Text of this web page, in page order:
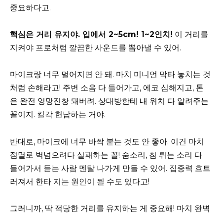
중요하다고.
핵심은 거리 유지야. 입에서 2~5cm! 1~2인치! 이 거리를
지켜야 프로처럼 깔끔한 사운드를 뽑아낼 수 있어.
마이크랑 너무 멀어지면 안 돼. 마치 미니언 막타 놓치는 것
처럼 손해라고! 주변 소음 다 들어가고, 에코 심해지고, 톤
은 완전 엉망진창 돼버려. 상대방한테 내 위치 다 알려주는
꼴이지. 킬각 헌납하는 거야.
반대로, 마이크에 너무 바싹 붙는 것도 안 좋아. 이건 마치
점멸로 벽넘으려다 실패하는 꼴! 숨소리, 침 튀는 소리 다
들어가서 듣는 사람 멘탈 나가게 만들 수 있어. 집중력 흐트
러져서 한타 지는 원인이 될 수도 있다고!
그러니까, 딱 적당한 거리를 유지하는 게 중요해! 마치 완벽